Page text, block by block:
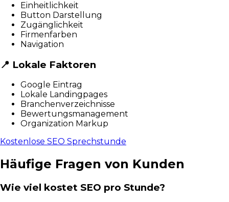
Einheitlichkeit
Button Darstellung
Zugänglichkeit
Firmenfarben
Navigation
📍 Lokale Faktoren
Google Eintrag
Lokale Landingpages
Branchenverzeichnisse
Bewertungsmanagement
Organization Markup
Kostenlose SEO Sprechstunde
Häufige Fragen von Kunden
Wie viel kostet SEO pro Stunde?